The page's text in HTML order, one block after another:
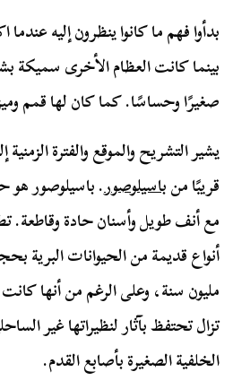
بدأوا فهم ما كانوا ينظرون إليه
بينما كانت العظام الأخرى
صغيرًا وحساسًا. كما كان لها قمم
يشير التشريح والموقع والفترة
قريبًا منباسيلوصور. باسيلوصور هو
مع أنف طويل وأسنان حادة وقاطعة.
مليون سنة، وعلى الرغم من أنها كانت
تزال تحتفظ بآثار لنظيراتها غير
الخلفية الصغيرة بأصابع القدم.